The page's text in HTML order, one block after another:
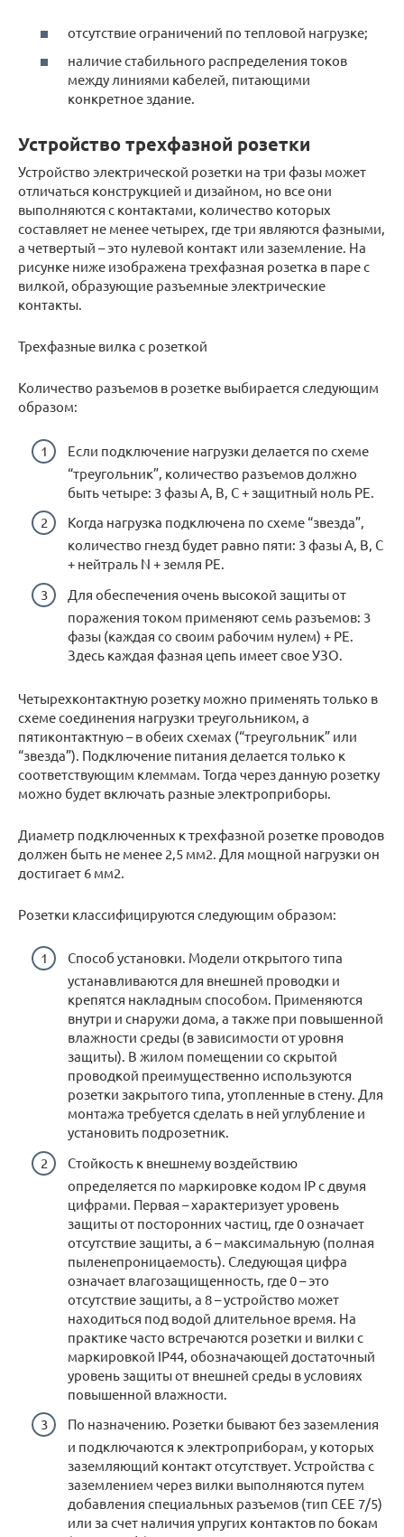
отсутствие ограничений по тепловой нагрузке;
наличие стабильного распределения токов
между линиями кабелей, питающими
конкретное здание.
Устройство трехфазной розетки
Устройство электрической розетки на три фазы может
отличаться конструкцией и дизайном, но все они
выполняются с контактами, количество которых
составляет не менее четырех, где три являются фазными,
а четвертый – это нулевой контакт или заземление. На
рисунке ниже изображена трехфазная розетка в паре с
вилкой, образующие разъемные электрические
контакты.
Трехфазные вилка с розеткой
Количество разъемов в розетке выбирается следующим
образом:
Если подключение нагрузки делается по схеме
“треугольник”, количество разъемов должно
быть четыре: 3 фазы A, B, C + защитный ноль PE.
Когда нагрузка подключена по схеме “звезда”,
количество гнезд будет равно пяти: 3 фазы A, B, C
+ нейтраль N + земля PE.
Для обеспечения очень высокой защиты от
поражения током применяют семь разъемов: 3
фазы (каждая со своим рабочим нулем) + PE.
Здесь каждая фазная цепь имеет свое УЗО.
Четырехконтактную розетку можно применять только в
схеме соединения нагрузки треугольником, а
пятиконтактную – в обеих схемах (“треугольник” или
“звезда”). Подключение питания делается только к
соответствующим клеммам. Тогда через данную розетку
можно будет включать разные электроприборы.
Диаметр подключенных к трехфазной розетке проводов
должен быть не менее 2,5 мм2. Для мощной нагрузки он
достигает 6 мм2.
Розетки классифицируются следующим образом:
Способ установки. Модели открытого типа
устанавливаются для внешней проводки и
крепятся накладным способом. Применяются
внутри и снаружи дома, а также при повышенной
влажности среды (в зависимости от уровня
защиты). В жилом помещении со скрытой
проводкой преимущественно используются
розетки закрытого типа, утопленные в стену. Для
монтажа требуется сделать в ней углубление и
установить подрозетник.
Стойкость к внешнему воздействию
определяется по маркировке кодом IP с двумя
цифрами. Первая – характеризует уровень
защиты от посторонних частиц, где 0 означает
отсутствие защиты, а 6 – максимальную (полная
пыленепроницаемость). Следующая цифра
означает влагозащищенность, где 0 – это
отсутствие защиты, а 8 – устройство может
находиться под водой длительное время. На
практике часто встречаются розетки и вилки с
маркировкой IP44, обозначающей достаточный
уровень защиты от внешней среды в условиях
повышенной влажности.
По назначению. Розетки бывают без заземления
и подключаются к электроприборам, у которых
заземляющий контакт отсутствует. Устройства с
заземлением через вилки выполняются путем
добавления специальных разъемов (тип СЕЕ 7/5)
или за счет наличия упругих контактов по бокам